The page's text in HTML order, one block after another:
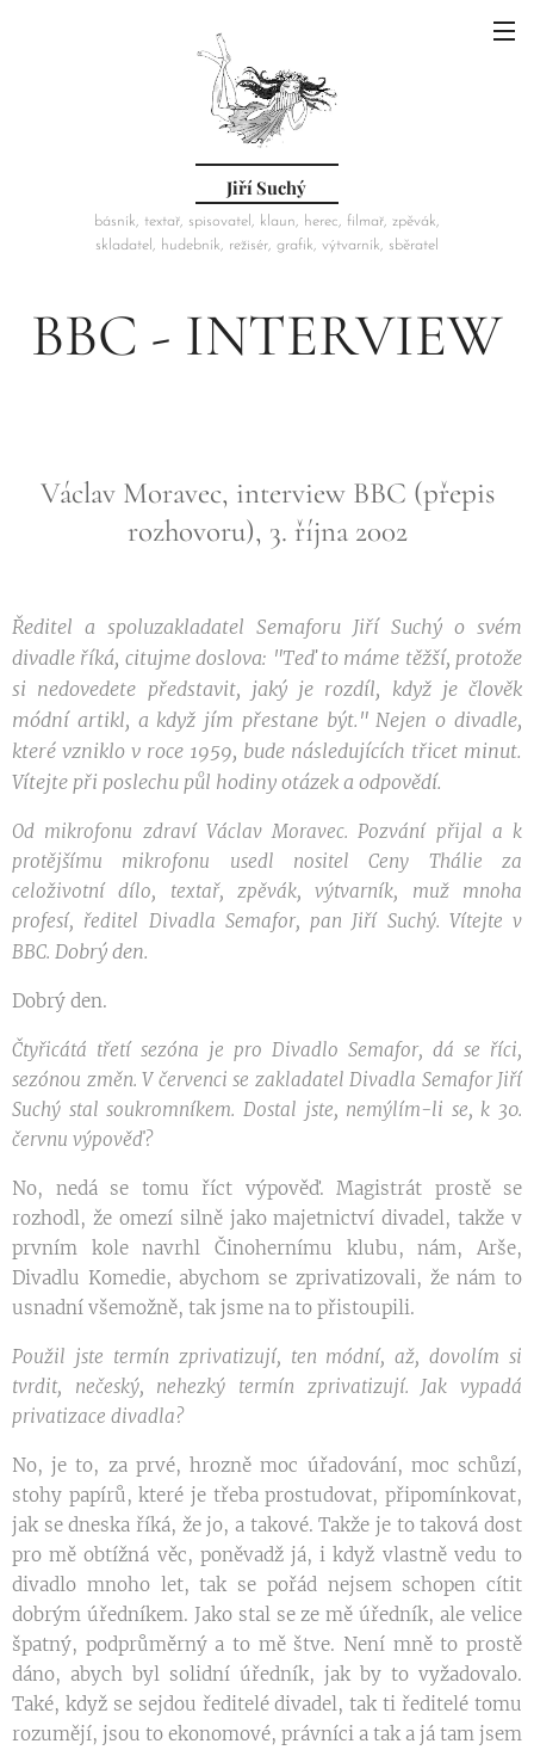
Jiří Suchý
básník, textař, spisovatel, klaun, herec, filmař, zpěvák,
skladatel, hudebník, režisér, grafik, výtvarník, sběratel
BBC - INTERVIEW
Václav Moravec, interview BBC (přepis
rozhovoru), 3. října 2002
Ředitel a spoluzakladatel Semaforu Jiří Suchý o svém
divadle říká, citujme doslova: "Teď to máme těžší, protože
si nedovedete představit, jaký je rozdíl, když je člověk
módní artikl, a když jím přestane být." Nejen o divadle,
které vzniklo v roce 1959, bude následujících třicet minut.
Vítejte při poslechu půl hodiny otázek a odpovědí.
Od mikrofonu zdraví Václav Moravec. Pozvání přijal a k
protějšímu mikrofonu usedl nositel Ceny Thálie za
celoživotní dílo, textař, zpěvák, výtvarník, muž mnoha
profesí, ředitel Divadla Semafor, pan Jiří Suchý. Vítejte v
BBC. Dobrý den.
Dobrý den.
Čtyřicátá třetí sezóna je pro Divadlo Semafor, dá se říci,
sezónou změn. V červenci se zakladatel Divadla Semafor Jiří
Suchý stal soukromníkem. Dostal jste, nemýlím-li se, k 30.
červnu výpověď?
No, nedá se tomu říct výpověď. Magistrát prostě se
rozhodl, že omezí silně jako majetnictví divadel, takže v
prvním kole navrhl Činohernímu klubu, nám, Arše,
Divadlu Komedie, abychom se zprivatizovali, že nám to
usnadní všemožně, tak jsme na to přistoupili.
Použil jste termín zprivatizují, ten módní, až, dovolím si
tvrdit, nečeský, nehezký termín zprivatizují. Jak vypadá
privatizace divadla?
No, je to, za prvé, hrozně moc úřadování, moc schůzí,
stohy papírů, které je třeba prostudovat, připomínkovat,
jak se dneska říká, že jo, a takové. Takže je to taková dost
pro mě obtížná věc, poněvadž já, i když vlastně vedu to
divadlo mnoho let, tak se pořád nejsem schopen cítit
dobrým úředníkem. Jako stal se ze mě úředník, ale velice
špatný, podprůměrný a to mě štve. Není mně to prostě
dáno, abych byl solidní úředník, jak by to vyžadovalo.
Také, když se sejdou ředitelé divadel, tak ti ředitelé tomu
rozumějí, jsou to ekonomové, právníci a tak a já tam jsem